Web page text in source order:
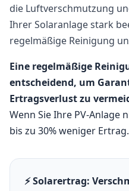
die Luftverschmutzung
Ihrer Solaranlage stark
regelmäßige Reinigung
Eine regelmäßige
entscheidend, um
Ertragsverlust zu
Wenn Sie Ihre PV-Anlage
bis zu 30% weniger Ertrag.
⚡ Solarertrag: